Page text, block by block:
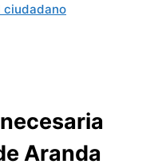
ciudadano
Aranda